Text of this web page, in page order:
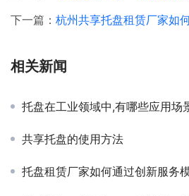
下一篇： 杭州共享托盘租赁厂家如
相关新闻
托盘在工业领域中,有哪些应用场
共享托盘的使用方法
托盘租赁厂家如何通过创新服务